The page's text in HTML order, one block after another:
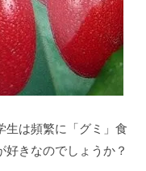
生は頻繁に「グミ」食
きなのでしょうか？